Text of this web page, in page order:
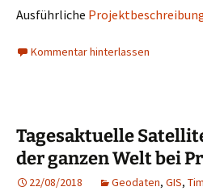
Ausführliche
Kommentar hinterlassen
Tagesaktuelle
der ganzen Welt bei
22/08/2018 Geodaten, GIS,